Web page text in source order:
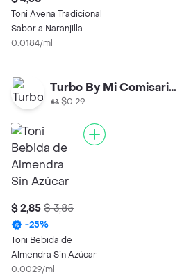
Toni Avena Tradicional
Sabor a Naranjilla
0.0184/ml
Turbo By Mi Comisariato
$0.29
$ 2,85 $ 3,85
-25%
Toni Bebida de
Almendra Sin Azúcar
0.0029/ml